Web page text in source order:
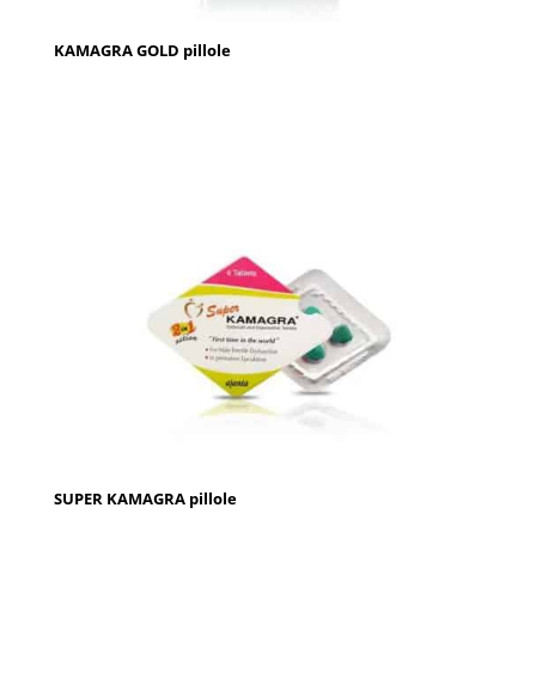
KAMAGRA GOLD pillole
SUPER KAMAGRA pillole